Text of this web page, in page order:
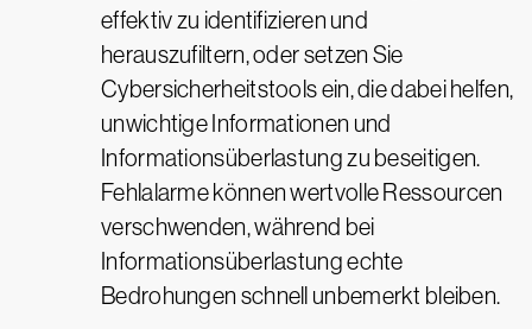
effektiv zu identifizieren und
herauszufiltern, oder setzen Sie
Cybersicherheitstools ein, die dabei helfen,
unwichtige Informationen und
Informationsüberlastung zu beseitigen.
Fehlalarme können wertvolle Ressourcen
verschwenden, während bei
Informationsüberlastung echte
Bedrohungen schnell unbemerkt bleiben.